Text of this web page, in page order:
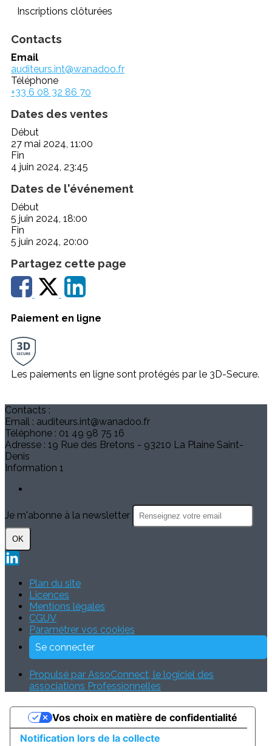
Inscriptions clôturées
Contacts
Email
auditeurs.int@wanadoo.fr
Téléphone
+33 6 08 32 86 70
Dates des ventes
Début
27 mai 2024, 11:00
Fin
4 juin 2024, 23:45
Dates de l'événement
Début
5 juin 2024, 18:00
Fin
5 juin 2024, 20:00
Partagez cette page
Paiement en ligne
Les paiements en ligne sont protégés par le 3D-Secure.
Contacts :
Email : auditeurs.int@wanadoo.fr
Téléphone : 01 49 98 75 16
Adresse : 19 Rue des Bretons - 93210 La Plaine Saint-
Denis
Information 1
Je m'abonne à la newsletter
OK
Plan du site
Licences
Mentions légales
CGUV
Paramétrer vos cookies
Se connecter
Propulsé par AssoConnect, le logiciel des
associations Professionnelles
Notification lors de la collecte
Vos choix en matière de confidentialité